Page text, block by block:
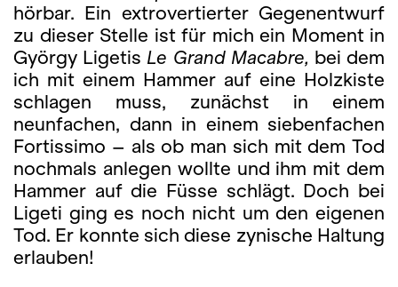
hörbar. Ein extrovertierter Gegenentwurf
zu dieser Stelle ist für mich ein Moment in
György Ligetis Le Grand Macabre, bei dem
ich mit einem Hammer auf eine Holzkiste
schlagen muss, zunächst in einem
neunfachen, dann in einem siebenfachen
Fortissimo – als ob man sich mit dem Tod
nochmals anlegen wollte und ihm mit dem
Hammer auf die Füsse schlägt. Doch bei
Ligeti ging es noch nicht um den ei­ge­nen
Tod. Er konnte sich diese zynische Haltung
erlauben!